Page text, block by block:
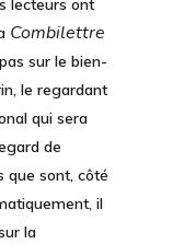
lecteurs ont
Combilettre
sur le bien-
le regardant
qui sera
de
que sont, côté
il
la